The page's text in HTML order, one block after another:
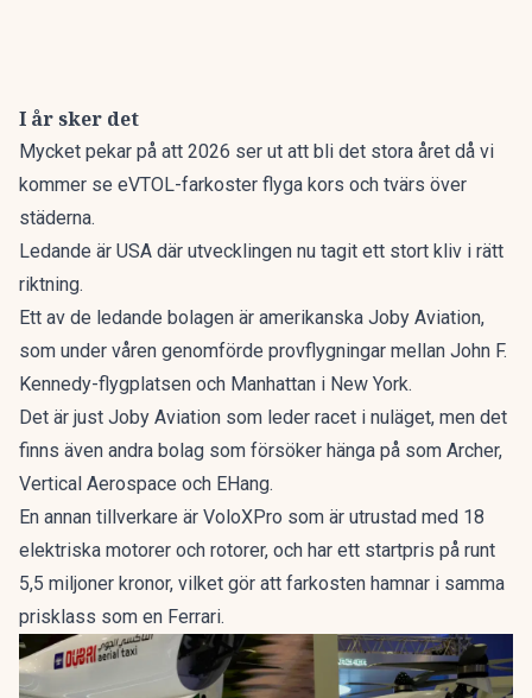
I år sker det
Mycket pekar på att 2026 ser ut att bli det stora året då vi
kommer se eVTOL-farkoster flyga kors och tvärs över
städerna.
Ledande är USA där utvecklingen nu tagit ett stort kliv i rätt
riktning.
Ett av de ledande bolagen är amerikanska Joby Aviation,
som under våren genomförde provflygningar mellan John F.
Kennedy-flygplatsen och Manhattan i New York.
Det är just Joby Aviation som leder racet i nuläget, men det
finns även andra bolag som försöker hänga på som Archer,
Vertical Aerospace och EHang.
En annan tillverkare är VoloXPro som är utrustad med 18
elektriska motorer och rotorer, och har ett startpris på runt
5,5 miljoner kronor, vilket gör att farkosten hamnar i samma
prisklass som en Ferrari.